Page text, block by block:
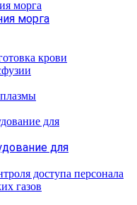
морга
крови
для
доступа персонала
газов